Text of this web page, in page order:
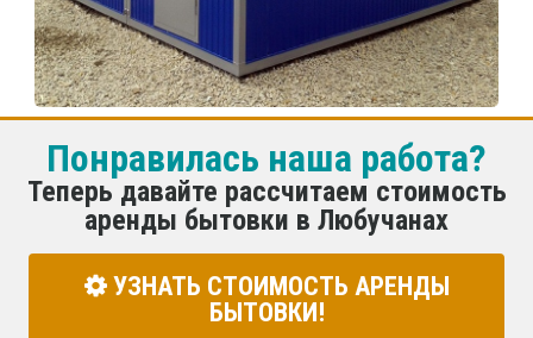
Понравилась наша работа?
Теперь давайте рассчитаем стоимость
аренды бытовки в Любучанах
УЗНАТЬ СТОИМОСТЬ АРЕНДЫ
БЫТОВКИ!